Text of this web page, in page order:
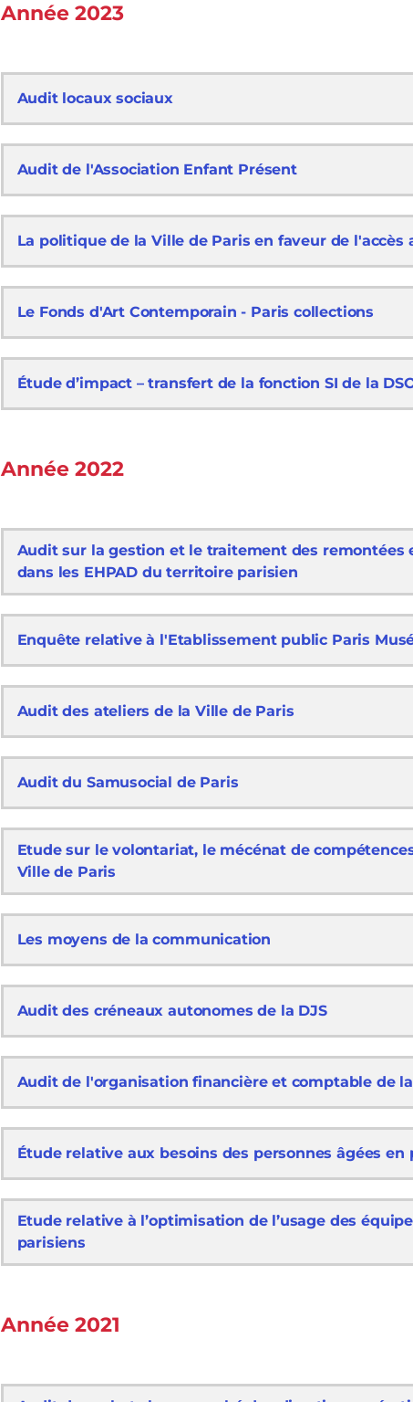
Année 2023
Audit locaux sociaux
Audit de l'Association Enfant Présent
La politique de la Ville de Paris en faveur de l'accès
Le Fonds d'Art Contemporain - Paris collections
Étude d’impact – transfert de la fonction SI de la
Année 2022
Audit sur la gestion et le traitement des remontées
dans les EHPAD du territoire parisien
Enquête relative à l'Etablissement public Paris
Audit des ateliers de la Ville de Paris
Audit du Samusocial de Paris
Etude sur le volontariat, le mécénat de
Ville de Paris
Les moyens de la communication
Audit des créneaux autonomes de la DJS
Audit de l'organisation financière et comptable de
Étude relative aux besoins des personnes âgées en
Etude relative à l’optimisation de l’usage des
parisiens
Année 2021